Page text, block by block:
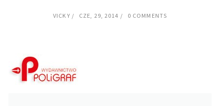
VICKY CZE, 29, 2014 0 COMMENTS